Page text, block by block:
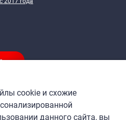
cookie и схожие
данного сайта, вы